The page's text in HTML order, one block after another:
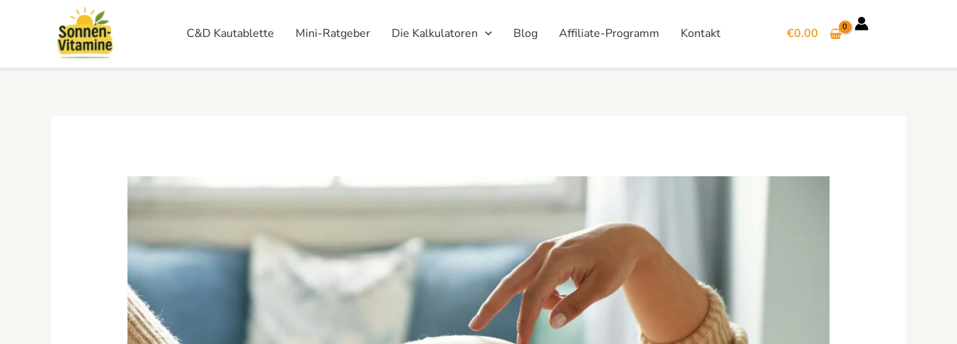
C&D Kautablette Mini-Ratgeber Die Kalkulatoren Blog Affiliate-Programm Kontakt €0.00